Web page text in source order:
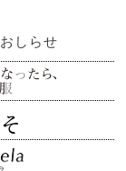
おしらせ